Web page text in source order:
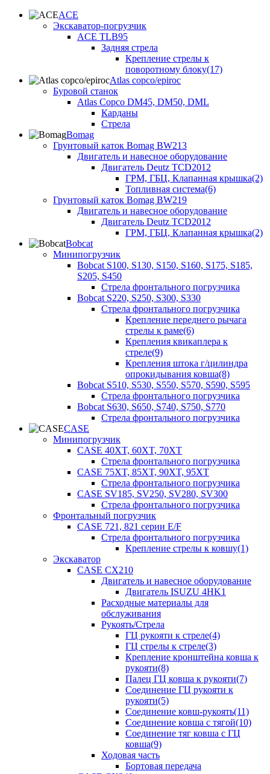
ACE
Экскаватор-погрузчик
ACE TLB95
Задняя стрела
Крепление стрелы к
поворотному блоку(17)
Atlas copco/epiroc
Буровой станок
Atlas Copco DM45, DM50, DML
Карданы
Стрела
Bomag
Грунтовый каток Bomag BW213
Двигатель и навесное оборудование
Двигатель Deutz TCD2012
ГРМ, ГБЦ, Клапанная крышка(2)
Топливная система(6)
Грунтовый каток Bomag BW219
Двигатель и навесное оборудование
Двигатель Deutz TCD2012
ГРМ, ГБЦ, Клапанная крышка(2)
Bobcat
Минипогрузчик
Bobcat S100, S130, S150, S160, S175, S185,
S205, S450
Стрела фронтального погрузчика
Bobcat S220, S250, S300, S330
Стрела фронтального погрузчика
Крепление переднего рычага
стрелы к раме(6)
Крепления квикаплера к
стреле(9)
Крепления штока г/цилиндра
опрокидывания ковша(8)
Bobcat S510, S530, S550, S570, S590, S595
Стрела фронтального погрузчика
Bobcat S630, S650, S740, S750, S770
Стрела фронтального погрузчика
CASE
Минипогрузчик
CASE 40XT, 60XT, 70XT
Стрела фронтального погрузчика
CASE 75XT, 85XT, 90XT, 95XT
Стрела фронтального погрузчика
CASE SV185, SV250, SV280, SV300
Стрела фронтального погрузчика
Фронтальный погрузчик
CASE 721, 821 серии E/F
Стрела фронтального погрузчика
Крепление стрелы к ковшу(1)
Экскаватор
CASE CX210
Двигатель и навесное оборудование
Двигатель ISUZU 4HK1
Расходные материалы для
обслуживания
Рукоять/Стрела
ГЦ рукояти к стреле(4)
ГЦ стрелы к стреле(3)
Крепление кронштейна ковша к
рукояти(8)
Палец ГЦ ковша к рукояти(7)
Соединение ГЦ рукояти к
рукояти(5)
Соединение ковш-рукоять(11)
Соединение ковша с тягой(10)
Соединение тяг ковша с ГЦ
ковша(9)
Ходовая часть
Бортовая передача